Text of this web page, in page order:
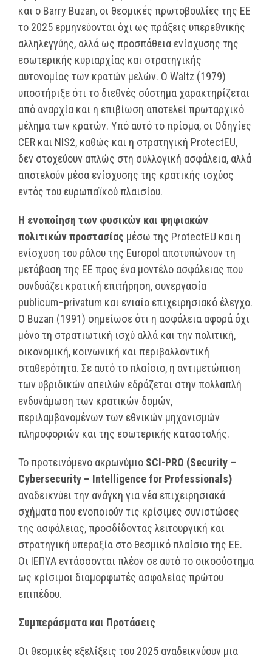
και ο Barry Buzan, οι θεσμικές πρωτοβουλίες της ΕΕ
το 2025 ερμηνεύονται όχι ως πράξεις υπερεθνικής
αλληλεγγύης, αλλά ως προσπάθεια ενίσχυσης της
εσωτερικής κυριαρχίας και στρατηγικής
αυτονομίας των κρατών μελών. Ο Waltz (1979)
υποστήριξε ότι το διεθνές σύστημα χαρακτηρίζεται
από αναρχία και η επιβίωση αποτελεί πρωταρχικό
μέλημα των κρατών. Υπό αυτό το πρίσμα, οι Οδηγίες
CER και NIS2, καθώς και η στρατηγική ProtectEU,
δεν στοχεύουν απλώς στη συλλογική ασφάλεια, αλλά
αποτελούν μέσα ενίσχυσης της κρατικής ισχύος
εντός του ευρωπαϊκού πλαισίου.
Η ενοποίηση των φυσικών και ψηφιακών
πολιτικών προστασίας μέσω της ProtectEU και η
ενίσχυση του ρόλου της Europol αποτυπώνουν τη
μετάβαση της ΕΕ προς ένα μοντέλο ασφάλειας που
συνδυάζει κρατική επιτήρηση, συνεργασία
publicum–privatum και ενιαίο επιχειρησιακό έλεγχο.
Ο Buzan (1991) σημείωσε ότι η ασφάλεια αφορά όχι
μόνο τη στρατιωτική ισχύ αλλά και την πολιτική,
οικονομική, κοινωνική και περιβαλλοντική
σταθερότητα. Σε αυτό το πλαίσιο, η αντιμετώπιση
των υβριδικών απειλών εδράζεται στην πολλαπλή
ενδυνάμωση των κρατικών δομών,
περιλαμβανομένων των εθνικών μηχανισμών
πληροφοριών και της εσωτερικής καταστολής.
Το προτεινόμενο ακρωνύμιο SCI-PRO (Security –
Cybersecurity – Intelligence for Professionals)
αναδεικνύει την ανάγκη για νέα επιχειρησιακά
σχήματα που ενοποιούν τις κρίσιμες συνιστώσες
της ασφάλειας, προσδίδοντας λειτουργική και
στρατηγική υπεραξία στο θεσμικό πλαίσιο της ΕΕ.
Οι ΙΕΠΥΑ εντάσσονται πλέον σε αυτό το οικοσύστημα
ως κρίσιμοι διαμορφωτές ασφαλείας πρώτου
επιπέδου.
Συμπεράσματα και Προτάσεις
Οι θεσμικές εξελίξεις του 2025 αναδεικνύουν μια